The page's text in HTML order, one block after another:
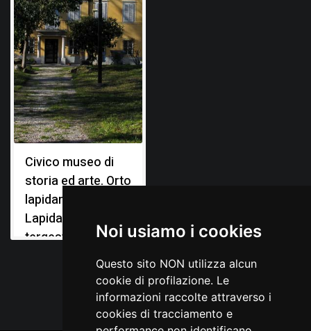
Noi usiamo i cookies
Questo sito NON utilizza alcun
cookie di profilazione. Le
informazioni raccolte attraverso i
cookies di tracciamento e
Civico museo di
storia ed arte. Orto
lapidario e
Lapidario
tergestino